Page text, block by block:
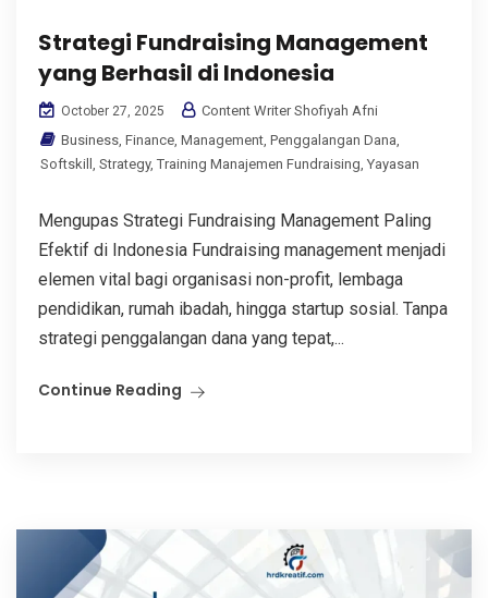
Strategi Fundraising Management
yang Berhasil di Indonesia
October 27, 2025
Content Writer Shofiyah Afni
Business Finance Management Penggalangan Dana
Softskill Strategy, Training Manajemen Fundraising Yayasan
Mengupas Strategi Fundraising Management Paling
Efektif di Indonesia Fundraising management menjadi
elemen vital bagi organisasi non-profit, lembaga
pendidikan, rumah ibadah, hingga startup sosial. Tanpa
strategi penggalangan dana yang tepat,...
Continue Reading